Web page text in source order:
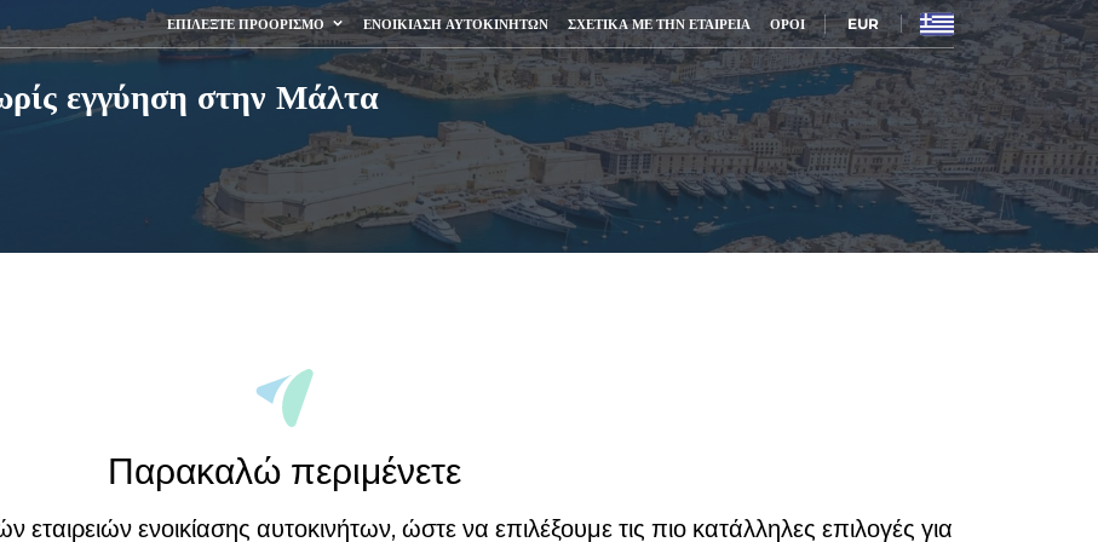
ΕΠΙΛΈΞΤΕ ΠΡΟΟΡΙΣΜΌ ΕΝΟΙΚΊΑΣΗ ΑΥΤΟΚΙΝΉΤΩΝ ΣΧΕΤΙΚΆ ΜΕ ΤΗΝ ΕΤΑΙΡΕΊΑ ΌΡΟΙ EUR
εγγύηση στην Μάλτα
Παρακαλώ περιμένετε
ενοικίασης αυτοκινήτων, ώστε να επιλέξουμε τις πιο κατάλληλες επιλογές για